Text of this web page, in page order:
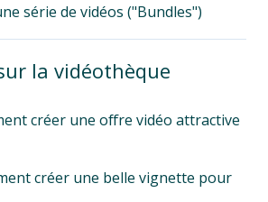
série de vidéos ("Bundles")
la vidéothèque
créer une offre vidéo attractive
créer une belle vignette pour